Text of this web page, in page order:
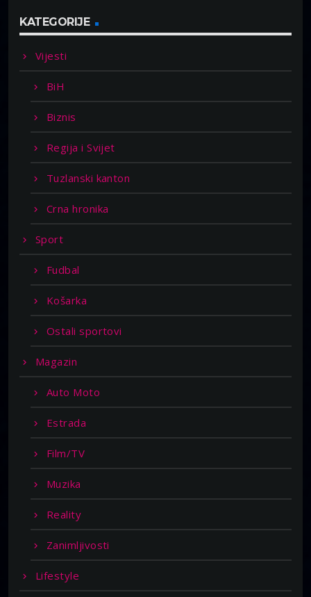
KATEGORIJE
Vijesti
BiH
Biznis
Regija i Svijet
Tuzlanski kanton
Crna hronika
Sport
Fudbal
Košarka
Ostali sportovi
Magazin
Auto Moto
Estrada
Film/TV
Muzika
Reality
Zanimljivosti
Lifestyle